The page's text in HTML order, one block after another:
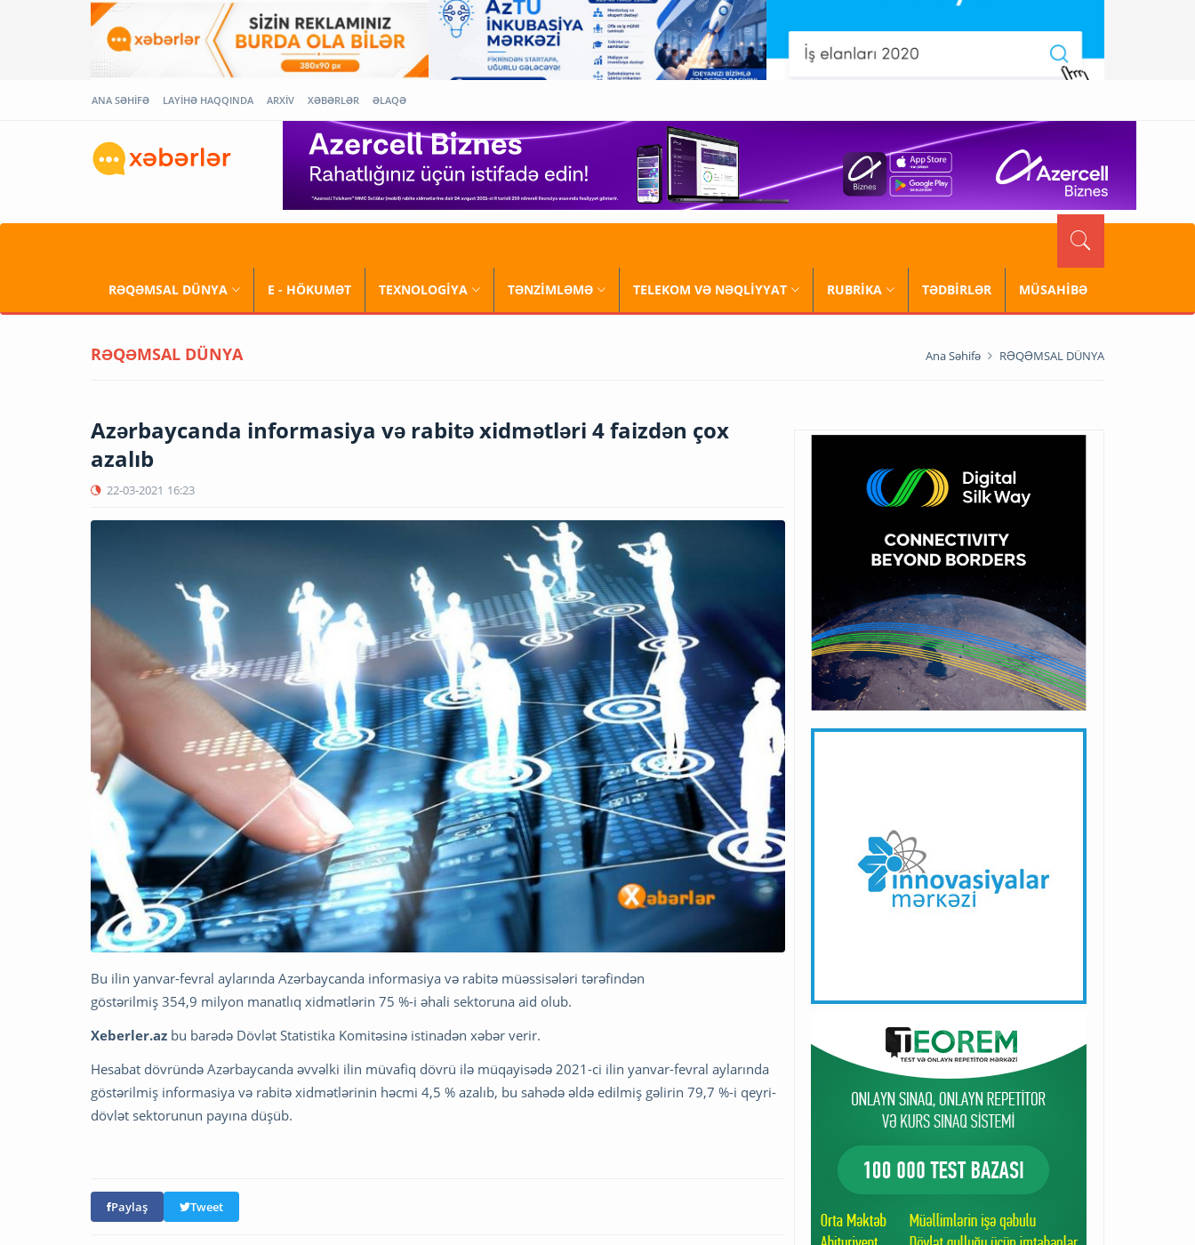
ANA SƏHİFƏ LAYİHƏ HAQQINDA ARXİV XƏBƏRLƏR ƏLAQƏ
RƏQƏMSAL DÜNYA E - HÖKUMƏT TEXNOLOGİYA TƏNZİMLƏMƏ TELEKOM VƏ NƏQLİYYAT RUBRİKA TƏDBİRLƏR MÜSAHİBƏ
RƏQƏMSAL DÜNYA Ana Səhifə RƏQƏMSAL DÜNYA
Azərbaycanda informasiya və rabitə xidmətləri 4 faizdən çox
azalıb
22-03-2021 16:23
Bu ilin yanvar-fevral aylarında Azərbaycanda informasiya və rabitə müəssisələri tərəfindən
göstərilmiş 354,9 milyon manatlıq xidmətlərin 75 %-i əhali sektoruna aid olub.
Xeberler.az bu barədə Dövlət Statistika Komitəsinə istinadən xəbər verir.
Hesabat dövründə Azərbaycanda əvvəlki ilin müvafiq dövrü ilə müqayisədə 2021-ci ilin yanvar-fevral aylarında
göstərilmiş informasiya və rabitə xidmətlərinin həcmi 4,5 % azalıb, bu sahədə əldə edilmiş gəlirin 79,7 %-i qeyri-
dövlət sektorunun payına düşüb.
Paylaş Tweet